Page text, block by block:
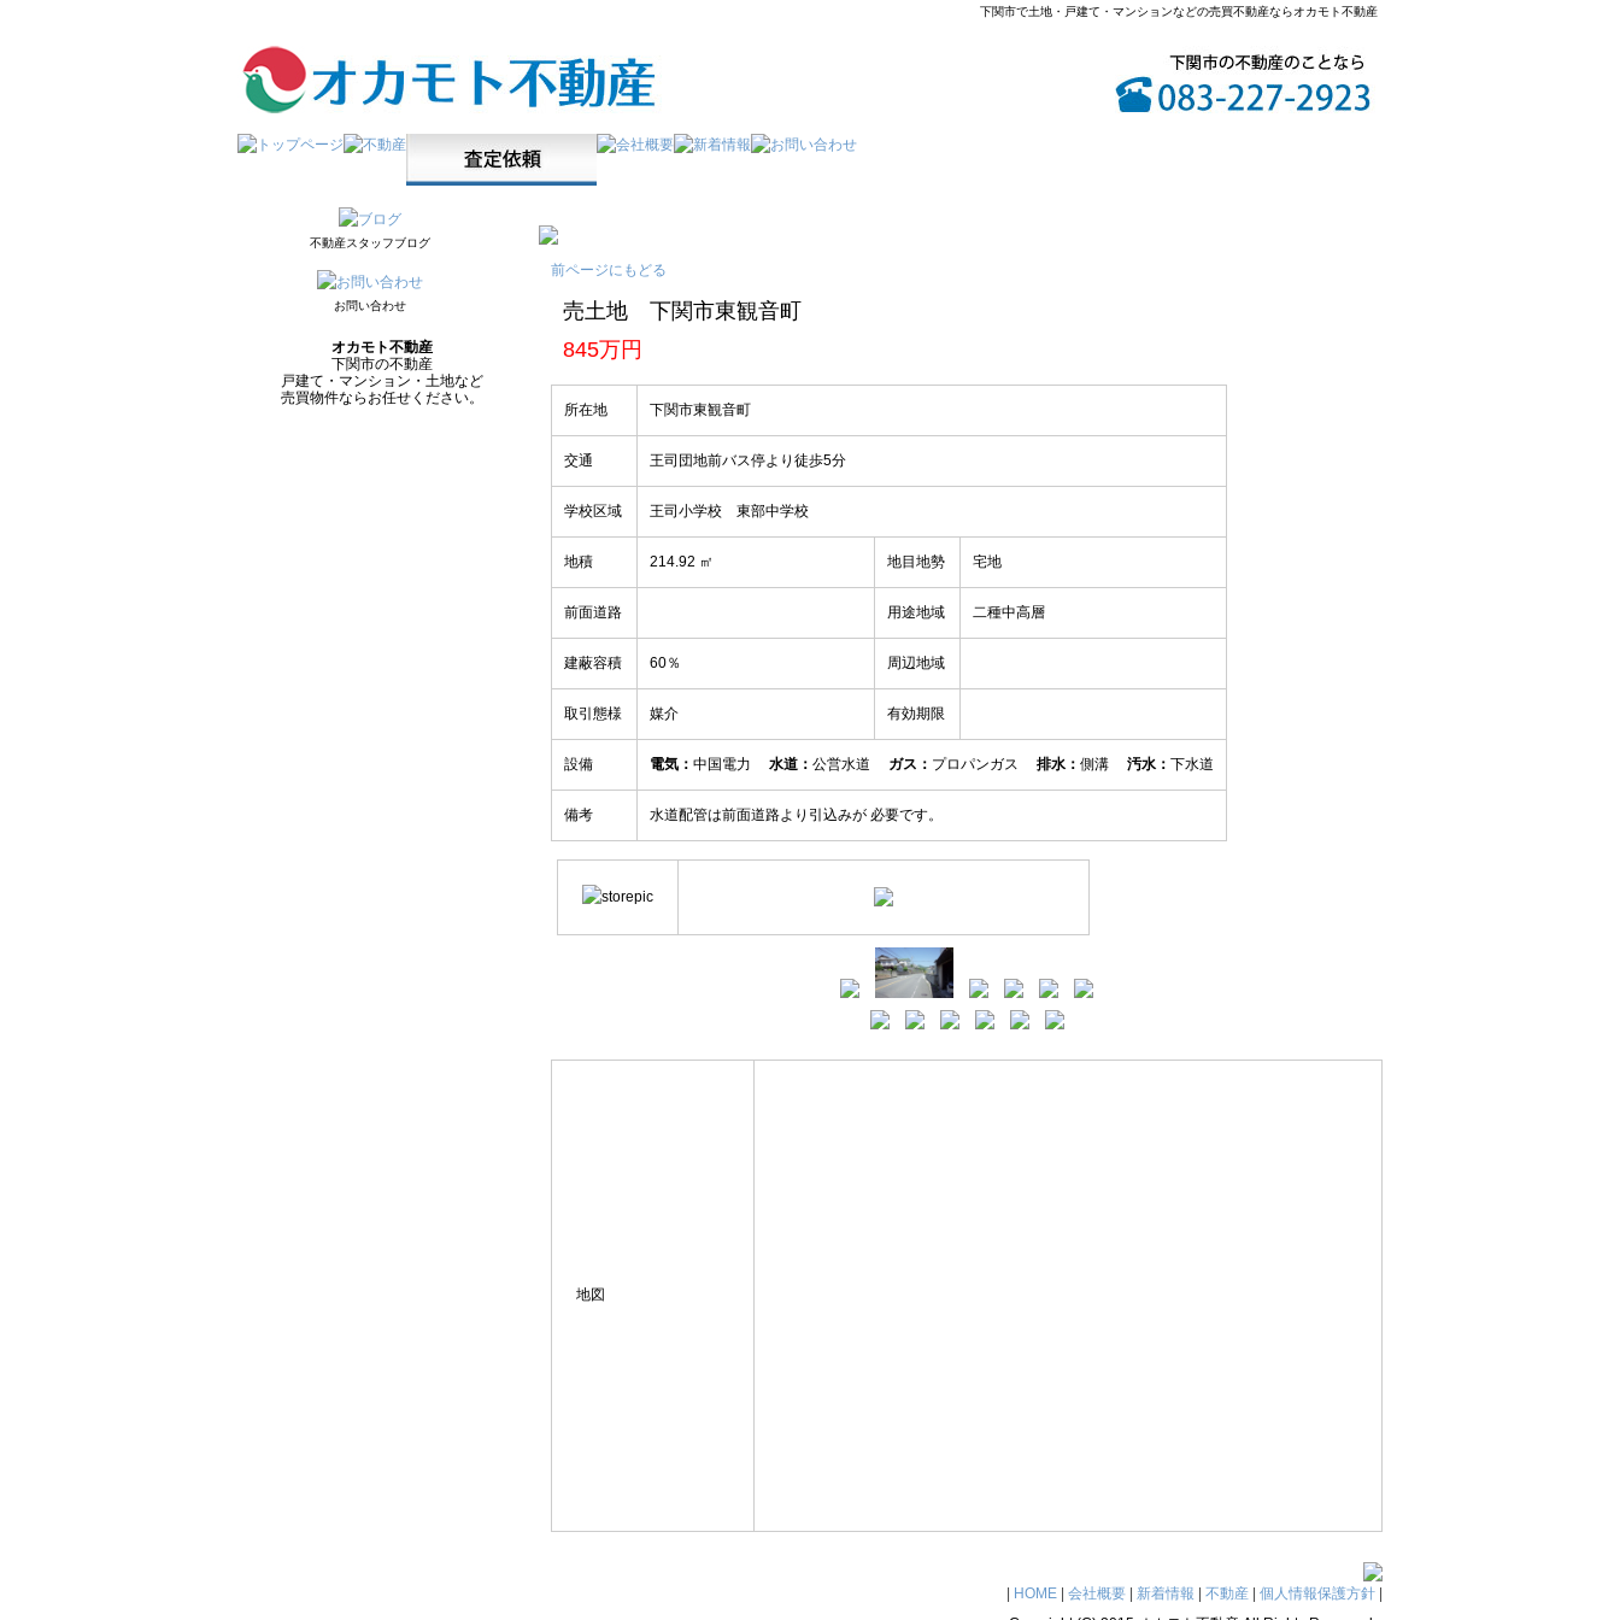
下関市で土地・戸建て・マンションなどの売買不動産ならオカモト不動産
前ページにもどる
売土地 下関市東観音町
845万円
所在地 下関市東観音町
交通 王司団地前バス停より徒歩5分
学校区域 王司小学校 東部中学校
地積 214.92 ㎡ 地目地勢 宅地
前面道路 用途地域 二種中高層
建蔽容積 60％ 周辺地域
取引態様 媒介 有効期限
設備 電気： 中国電力 水道： 公営水道 ガス： プロパンガス 排水： 側溝 汚水： 下水道
備考 水道配管は前面道路より引込みが 必要です。
地図
不動産スタッフブログ
お問い合わせ
オカモト不動産
下関市の不動産
戸建て・マンション・土地など
売買物件ならお任せください。
HOME 会社概要 新着情報 不動産 個人情報保護方針